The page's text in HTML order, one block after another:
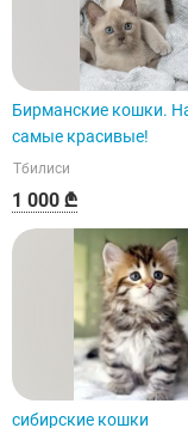
Бирманские кошки.
самые красивые!
Тбилиси
1 000 ₾
сибирские кошки